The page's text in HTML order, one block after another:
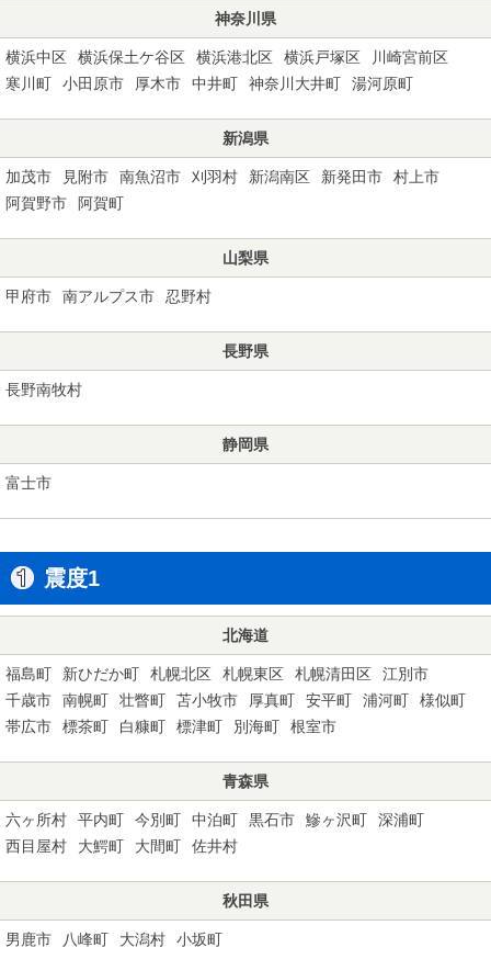
神奈川県
横浜中区 横浜保土ケ谷区 横浜港北区 横浜戸塚区
川崎宮前区
寒川町
小田原市 厚木市 中井町 神奈川大井町 湯河原町
新潟県
加茂市 見附市 南魚沼市 刈羽村 新潟南区 新発田市
村上市
阿賀野市
阿賀町
山梨県
甲府市 南アルプス市 忍野村
長野県
長野南牧村
静岡県
富士市
震度1
北海道
福島町 新ひだか町 札幌北区 札幌東区 札幌清田区
江別市
千歳市
南幌町 壮瞥町 苫小牧市 厚真町 安平町 浦河町
様似町
帯広市
標茶町 白糠町 標津町 別海町 根室市
青森県
六ヶ所村 平内町 今別町 中泊町 黒石市 鰺ヶ沢町
深浦町
西目屋村
大鰐町 大間町 佐井村
秋田県
男鹿市 八峰町 大潟村 小坂町